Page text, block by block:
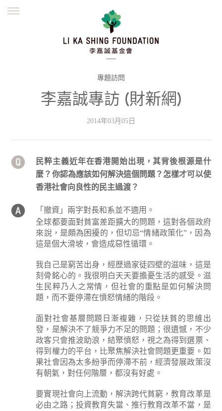
並肩同行
繁體
專題訪問
李嘉誠專訪 (財新網)
2014年03月05日
民粹主義近年在香港開始出現，其背後根源是什
麼？你認為應該如何解決這個問題？怎樣才可以使
香港社會向良性的民主過渡？
「撤資」兩字對長和系並不適用。
全球都要面對貧富差距擴大的問題，這對各個政府
來說，是頗為困擾的，但切忌“情緒政策化”，因為
這是個大滑坡，會造成惡性循環。
我自己是窮苦出身，經歷過家徒四壁的滋味，這是
刻骨銘心的。我很明白天天要擔憂生活的感受。滋
生民粹乃人之常情，但社會的重點是如何解決問
題，而不要停滯在憤怒情緒的階段。
面對社會基層問題日漸複雜，只從扶貧的思維出
發，是解決不了競爭力不足的問題；很遺憾，不少
政客只會推波助浪，結聚憤怒，視之為得到選票、
得到權力的平台，比聚焦解決社會問題更重要。如
果社會因為太多紛爭而停滯不前，經濟發展政策沒
有朝氣，對任何階層，都沒有好處。
要實現社會向上流動，解決跨代貧窮，教育改革是
必由之路；投資教育失當、推行教育改革不當，是